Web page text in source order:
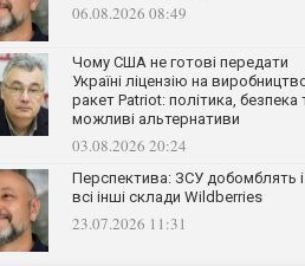
06.08.2026 08:49
Чому США не готові передати
Україні ліцензію на
ракет Patriot: політика, безпека
можливі альтернативи
03.08.2026 20:24
Перспектива: ЗСУ добомблять і
всі інші склади Wildberries
23.07.2026 11:31